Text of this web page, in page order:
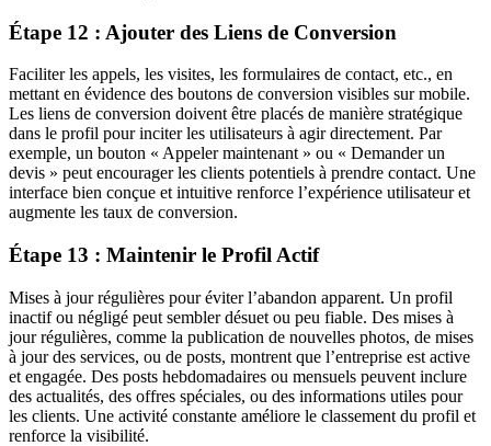
Étape 12 : Ajouter des Liens de Conversion
Faciliter les appels, les visites, les formulaires de contact, etc., en
mettant en évidence des boutons de conversion visibles sur mobile.
Les liens de conversion doivent être placés de manière stratégique
dans le profil pour inciter les utilisateurs à agir directement. Par
exemple, un bouton « Appeler maintenant » ou « Demander un
devis » peut encourager les clients potentiels à prendre contact. Une
interface bien conçue et intuitive renforce l’expérience utilisateur et
augmente les taux de conversion.
Étape 13 : Maintenir le Profil Actif
Mises à jour régulières pour éviter l’abandon apparent. Un profil
inactif ou négligé peut sembler désuet ou peu fiable. Des mises à
jour régulières, comme la publication de nouvelles photos, de mises
à jour des services, ou de posts, montrent que l’entreprise est active
et engagée. Des posts hebdomadaires ou mensuels peuvent inclure
des actualités, des offres spéciales, ou des informations utiles pour
les clients. Une activité constante améliore le classement du profil et
renforce la visibilité.